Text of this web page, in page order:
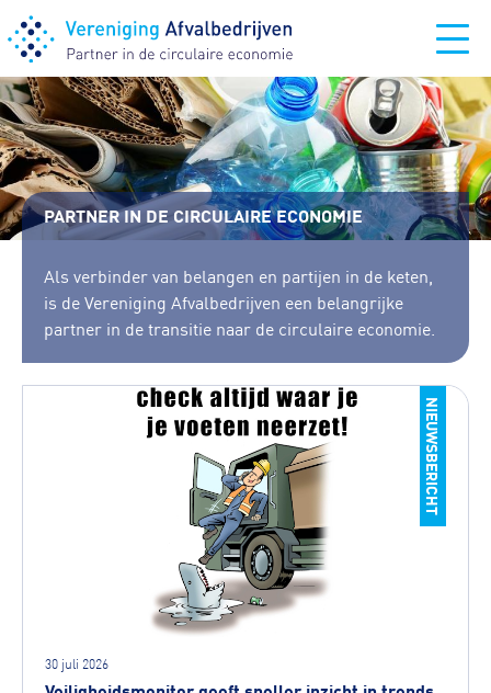
PARTNER IN DE CIRCULAIRE ECONOMIE
Als verbinder van belangen en partijen in de keten,
is de Vereniging Afvalbedrijven een belangrijke
partner in de transitie naar de circulaire economie.
NIEUWSBERICHT
30 juli 2026